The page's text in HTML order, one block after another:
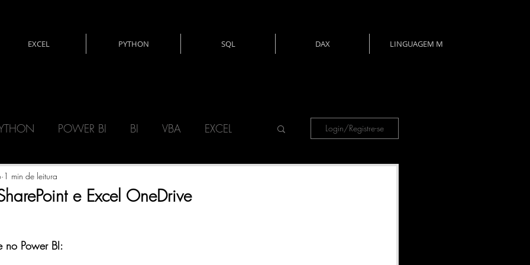
EXCEL PYTHON SQL DAX LINGUAGEM M
POWER BI BI VBA EXCEL Login/Registre-se
e Excel OneDrive
1 min de leitura
no Power BI: